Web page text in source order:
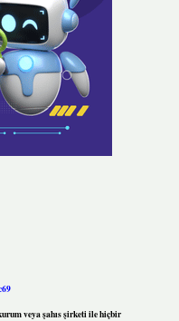
veya şahıs şirketi ile hiçbir